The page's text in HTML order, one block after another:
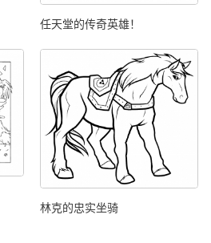
任天堂的传奇英雄！
林克的忠实坐骑